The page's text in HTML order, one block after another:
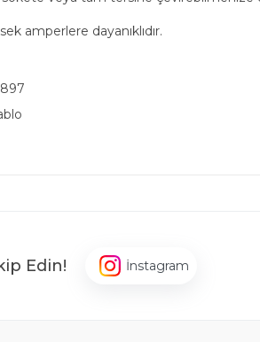
amperlere dayanıklıdır.
Edin! İnstagram